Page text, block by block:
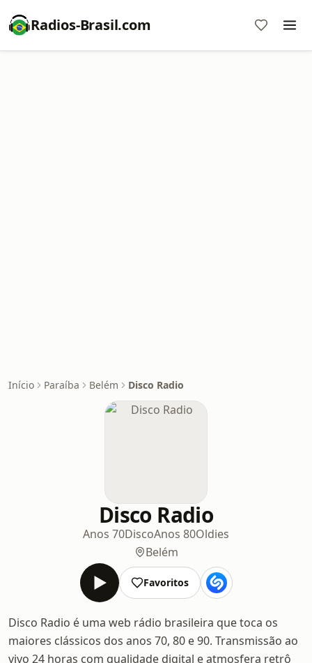
Radios-Brasil.com
Início Paraíba Belém Disco Radio
Disco Radio
Anos 70DiscoAnos 80Oldies
Belém
Favoritos
Disco Radio é uma web rádio brasileira que toca os
maiores clássicos dos anos 70, 80 e 90. Transmissão ao
vivo 24 horas com qualidade digital e atmosfera retrô